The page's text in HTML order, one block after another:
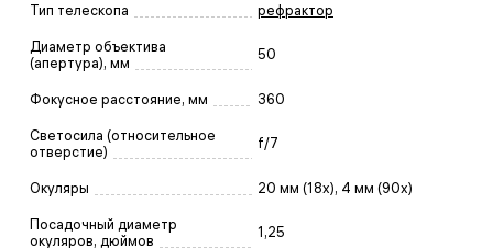
Тип телескопа рефрактор
Диаметр объектива
(апертура), мм
50
Фокусное расстояние, мм 360
Светосила (относительное
отверстие)
f/7
Окуляры 20 мм (18x), 4 мм (90x)
Посадочный диаметр
окуляров, дюймов
1,25